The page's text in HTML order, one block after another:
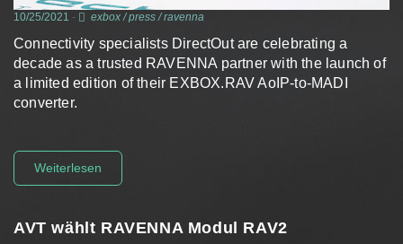
10/25/2021 - exbox/press/ravenna
Connectivity specialists DirectOut are celebrating a
decade as a trusted RAVENNA partner with the launch of
a limited edition of their EXBOX.RAV AoIP-to-MADI
converter.
Weiterlesen
AVT wählt RAVENNA Modul RAV2